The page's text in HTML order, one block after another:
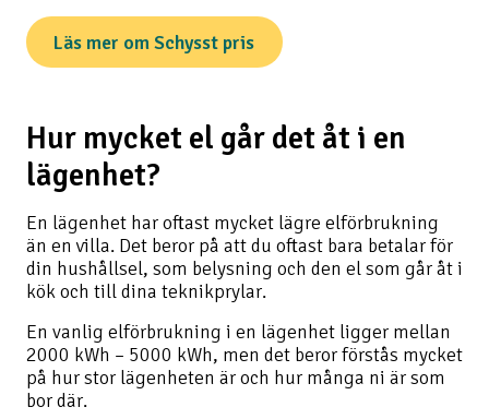
Läs mer om Schysst pris
Hur mycket el går det åt i en
lägenhet?
En lägenhet har oftast mycket lägre elförbrukning
än en villa. Det beror på att du oftast bara betalar för
din hushållsel, som belysning och den el som går åt i
kök och till dina teknikprylar.
En vanlig elförbrukning i en lägenhet ligger mellan
2000 kWh – 5000 kWh, men det beror förstås mycket
på hur stor lägenheten är och hur många ni är som
bor där.